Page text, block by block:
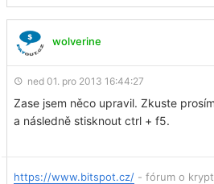
wolverine
ned 01. pro 2013 16:44:27
Zase jsem něco upravil. Zkuste
a následně stisknout ctrl + f5.
https://www.bitspot.cz/ - fórum o